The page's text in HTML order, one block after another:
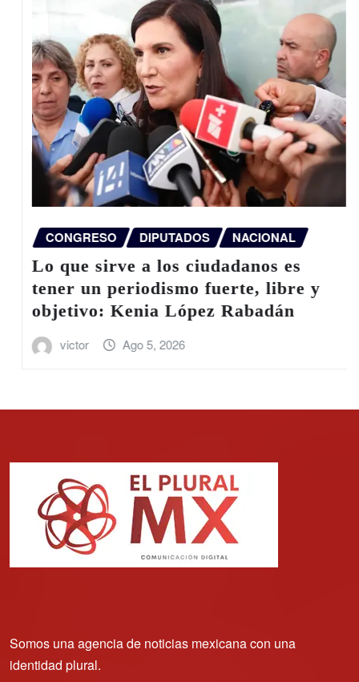
CONGRESO DIPUTADOS NACIONAL
Lo que sirve a los ciudadanos es
tener un periodismo fuerte, libre y
objetivo: Kenia López Rabadán
victor Ago 5, 2026
Somos una agencia de noticias mexicana con una
identidad plural.